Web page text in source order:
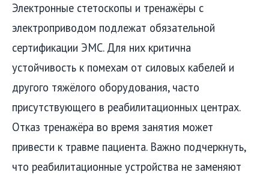
Электронные стетоскопы и тренажёры с
электроприводом подлежат обязательной
сертификации ЭМС. Для них критична
устойчивость к помехам от силовых кабелей и
другого тяжёлого оборудования, часто
присутствующего в реабилитационных центрах.
Отказ тренажёра во время занятия может
привести к травме пациента. Важно подчеркнуть,
что реабилитационные устройства не заменяют